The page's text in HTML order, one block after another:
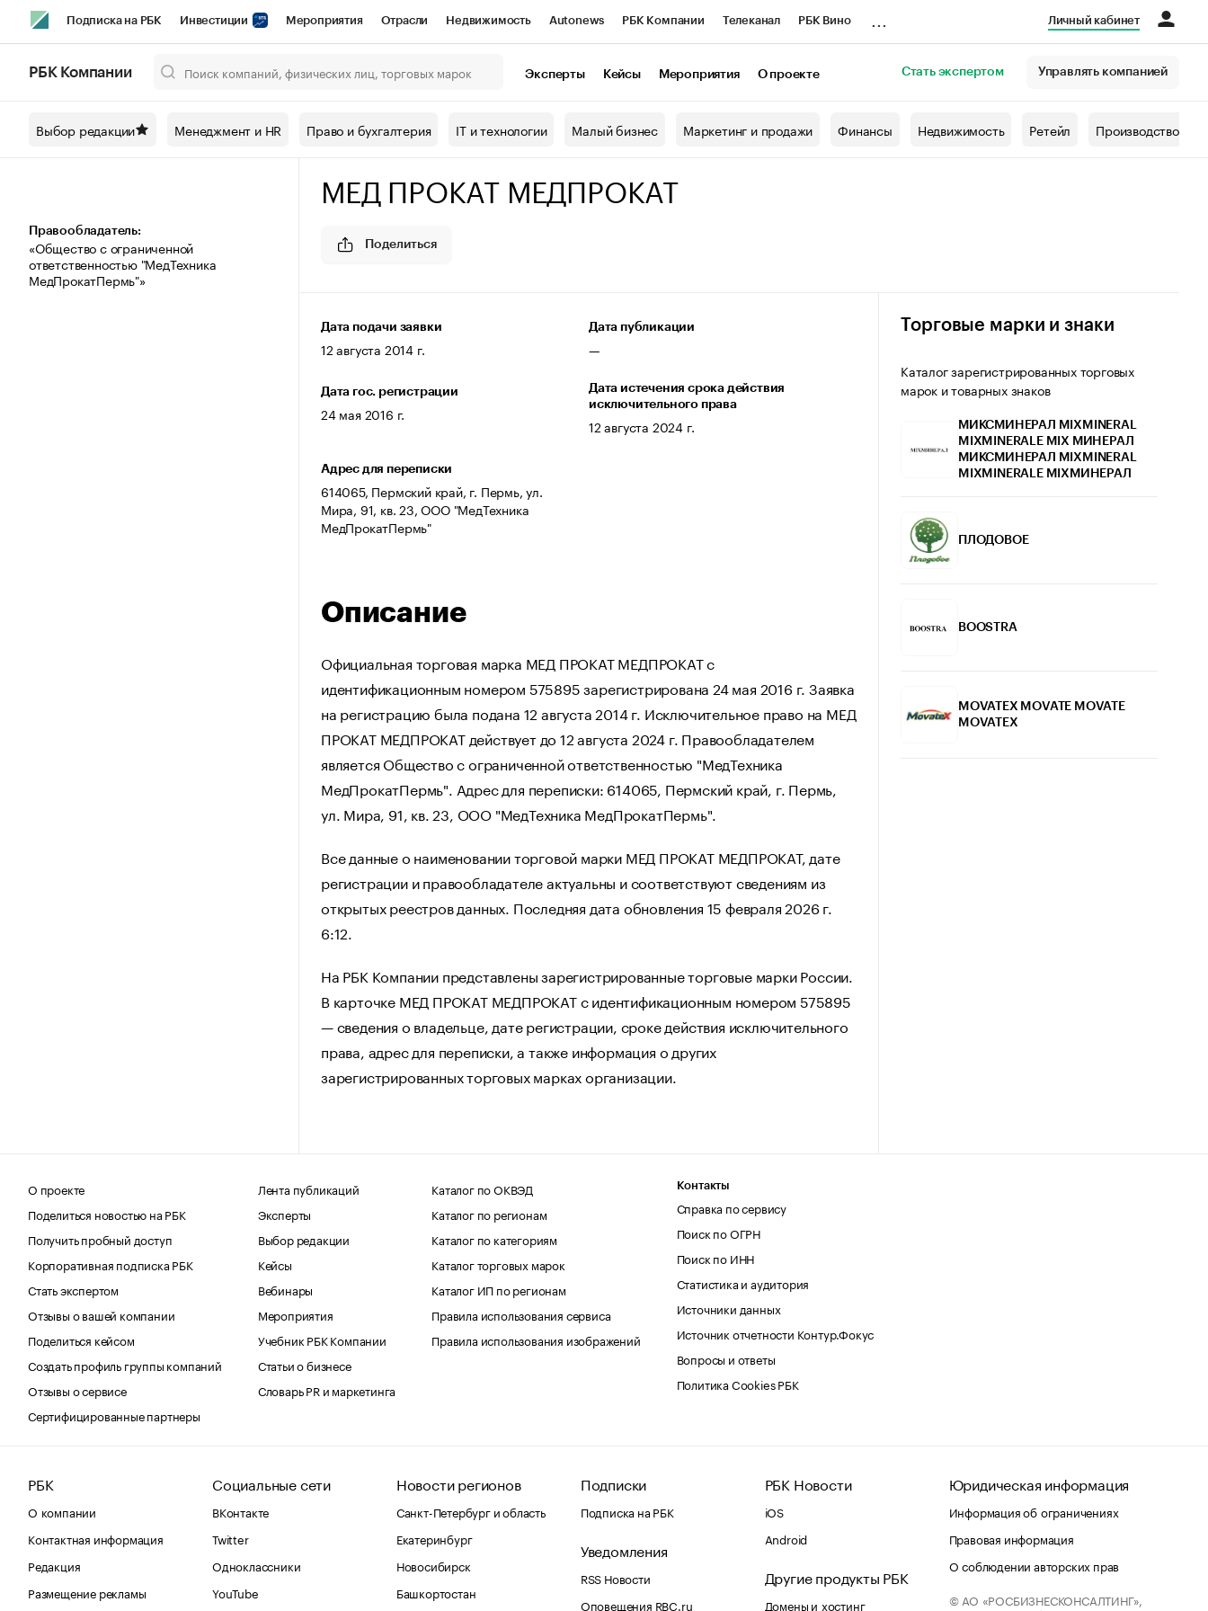
Подписка на РБК Инвестиции Мероприятия Отрасли Недвижимость Autonews РБК Компании Телеканал РБК Вино
Спецпроекты СПб Конференции СПб Спецпроекты Проверка контрагентов
Рынок наличной валюты
Личный кабинет
РБК Компании Эксперты Кейсы Мероприятия О проекте Стать экспертом Управлять компанией
Выбор редакции Менеджмент и HR Право и бухгалтерия IT и технологии Малый бизнес Маркетинг и продажи Финансы Недвижимость Ретейл Производство
Правообладатель:
«Общество с ограниченной
ответственностью "МедТехника
МедПрокатПермь"»
МЕД ПРОКАТ МЕДПРОКАТ
Поделиться
Дата подачи заявки
12 августа 2014 г.
Дата публикации
—
Дата гос. регистрации
24 мая 2016 г.
Дата истечения срока действия
исключительного права
12 августа 2024 г.
Адрес для переписки
614065, Пермский край, г. Пермь, ул.
Мира, 91, кв. 23, ООО "МедТехника
МедПрокатПермь"
Описание
Официальная торговая марка МЕД ПРОКАТ МЕДПРОКАТ с
идентификационным номером 575895 зарегистрирована 24 мая 2016 г. Заявка
на регистрацию была подана 12 августа 2014 г. Исключительное право на МЕД
ПРОКАТ МЕДПРОКАТ действует до 12 августа 2024 г. Правообладателем
является Общество с ограниченной ответственностью "МедТехника
МедПрокатПермь". Адрес для переписки: 614065, Пермский край, г. Пермь,
ул. Мира, 91, кв. 23, ООО "МедТехника МедПрокатПермь".
Все данные о наименовании торговой марки МЕД ПРОКАТ МЕДПРОКАТ, дате
регистрации и правообладателе актуальны и соответствуют сведениям из
открытых реестров данных. Последняя дата обновления 15 февраля 2026 г.
6:12.
На РБК Компании представлены зарегистрированные торговые марки России.
В карточке МЕД ПРОКАТ МЕДПРОКАТ с идентификационным номером 575895
— сведения о владельце, дате регистрации, сроке действия исключительного
права, адрес для переписки, а также информация о других
зарегистрированных торговых марках организации.
Торговые марки и знаки
Каталог зарегистрированных торговых
марок и товарных знаков
МИКСМИНЕРАЛ MIXMINERAL
MIXMINERALE MIX МИНЕРАЛ
МИКСМИНЕРАЛ MIXMINERAL
MIXMINERALE MIXМИНЕРАЛ
ПЛОДОВОЕ
BOOSTRA
MOVATEX MOVATE MOVATE
MOVATEX
О проекте
Поделиться новостью на РБК
Получить пробный доступ
Корпоративная подписка РБК
Стать экспертом
Отзывы о вашей компании
Поделиться кейсом
Создать профиль группы компаний
Отзывы о сервисе
Сертифицированные партнеры
Лента публикаций
Эксперты
Выбор редакции
Кейсы
Вебинары
Мероприятия
Учебник РБК Компании
Статьи о бизнесе
Словарь PR и маркетинга
Каталог по ОКВЭД
Каталог по регионам
Каталог по категориям
Каталог торговых марок
Каталог ИП по регионам
Правила использования сервиса
Правила использования изображений
Контакты
Справка по сервису
Поиск по ОГРН
Поиск по ИНН
Статистика и аудитория
Источники данных
Источник отчетности Контур.Фокус
Вопросы и ответы
Политика Cookies РБК
РБК
О компании
Контактная информация
Редакция
Размещение рекламы
Социальные сети
ВКонтакте
Twitter
Одноклассники
YouTube
Новости регионов
Санкт-Петербург и область
Екатеринбург
Новосибирск
Башкортостан
Подписки
Подписка на РБК
Уведомления
RSS Новости
Оповещения RBC.ru
РБК Новости
iOS
Android
Другие продукты РБК
Домены и хостинг
Юридическая информация
Информация об ограничениях
Правовая информация
О соблюдении авторских прав
© АО «РОСБИЗНЕСКОНСАЛТИНГ»,